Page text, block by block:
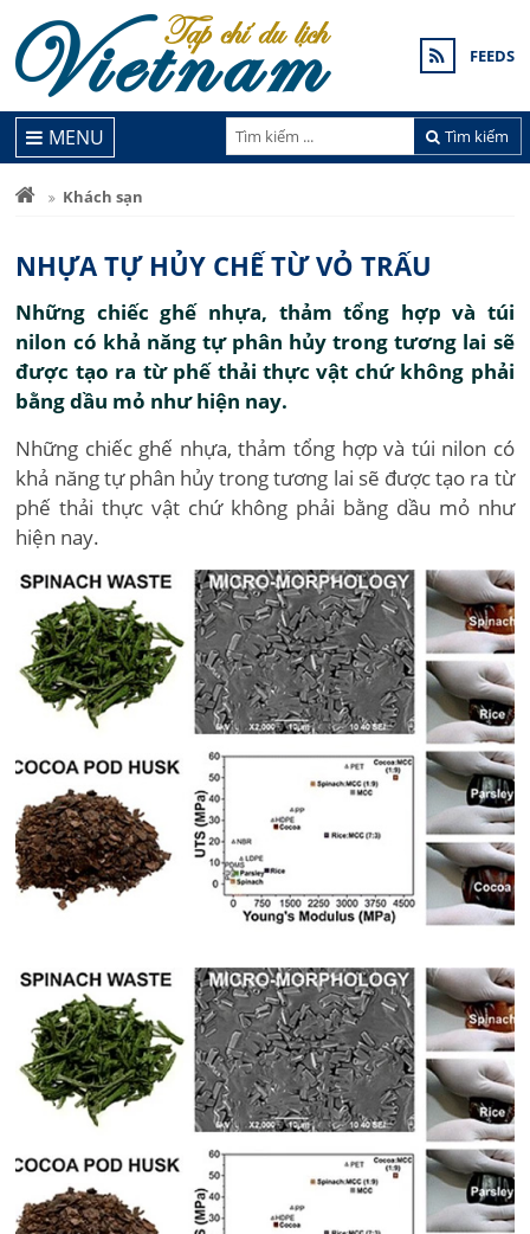
FEEDS
Tìm kiếm
MENU
Khách sạn
NHỰA TỰ HỦY CHẾ TỪ VỎ TRẤU
Những chiếc ghế nhựa, thảm tổng hợp và túi
nilon có khả năng tự phân hủy trong tương lai sẽ
được tạo ra từ phế thải thực vật chứ không phải
bằng dầu mỏ như hiện nay.
Những chiếc ghế nhựa, thảm tổng hợp và túi nilon có
khả năng tự phân hủy trong tương lai sẽ được tạo ra từ
phế thải thực vật chứ không phải bằng dầu mỏ như
hiện nay.